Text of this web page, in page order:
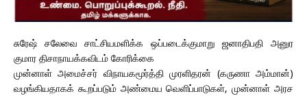
சுரேஷ் சலேவை சாட்சியமளிக்க ஒப்படைக்குமாறு ஜனாதிபதி அனுர
குமார திசாநாயக்கவிடம் கோரிக்கை
முன்னாள் அமைச்சர் விநாயகமூர்த்தி முரளிதரன் (கருணா அம்மான்)
வழங்கியதாகக் கூறப்படும் அண்மைய வெளிப்பாடுகள், முன்னாள் அரச